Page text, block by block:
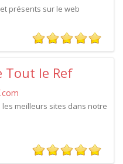
présents sur le web
Tout le Ref
les meilleurs sites dans notre